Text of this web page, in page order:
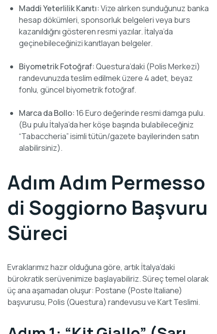
Maddi Yeterlilik Kanıtı:Vize alırken sunduğunuz banka
hesap dökümleri, sponsorluk belgeleri veya burs
kazanıldığını gösteren resmi yazılar. İtalya’da
geçinebileceğinizi kanıtlayan belgeler.
Biyometrik Fotoğraf:Questura’daki (Polis Merkezi)
randevunuzda teslim edilmek üzere 4 adet, beyaz
fonlu, güncel biyometrik fotoğraf.
Marca da Bollo:16 Euro değerinde resmi damga pulu.
(Bu pulu İtalya’da her köşe başında bulabileceğiniz
“Tabaccheria” isimli tütün/gazete bayilerinden satın
alabilirsiniz).
Adım Adım Permesso
di Soggiorno Başvuru
Süreci
Evraklarımız hazır olduğuna göre, artık İtalya’daki
bürokratik serüvenimize başlayabiliriz. Süreç temel olarak
üç ana aşamadan oluşur: Postane (Poste Italiane)
başvurusu, Polis (Questura) randevusu ve Kart Teslimi.